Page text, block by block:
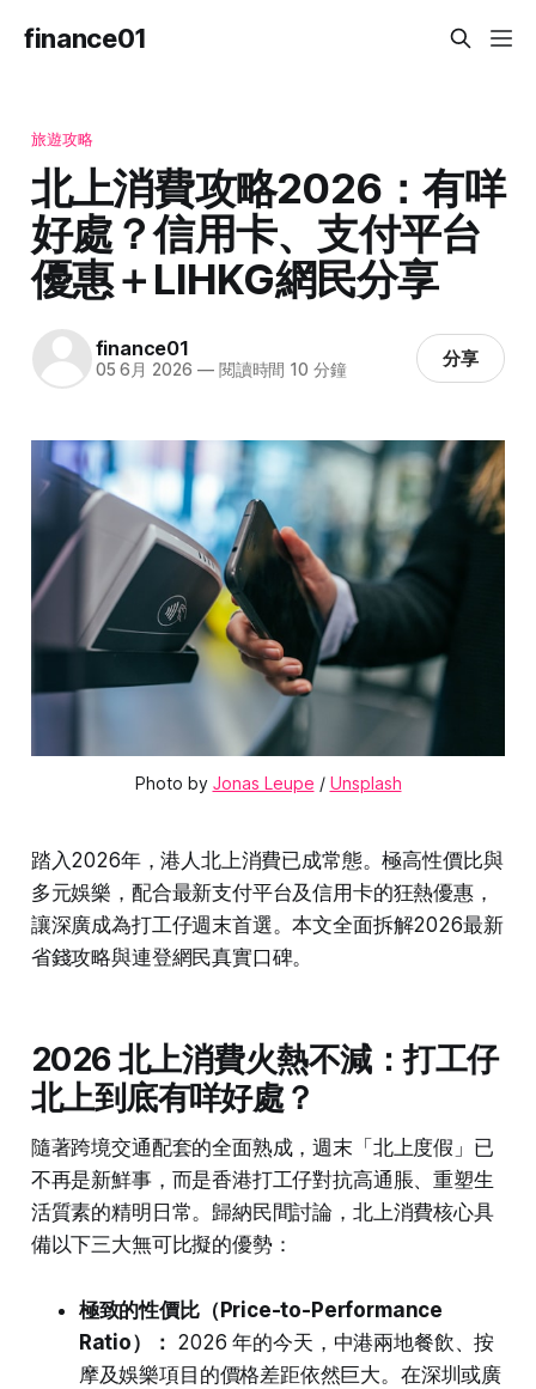
finance01
旅遊攻略
北上消費攻略2026：有咩
好處？信用卡、支付平台
優惠＋LIHKG網民分享
finance01
05 6月 2026 —閱讀時間 10 分鐘 分享
Photo by Jonas Leupe / Unsplash
踏入2026年，港人北上消費已成常態。極高性價比與
多元娛樂，配合最新支付平台及信用卡的狂熱優惠，
讓深廣成為打工仔週末首選。本文全面拆解2026最新
省錢攻略與連登網民真實口碑。
2026 北上消費火熱不減：打工仔
北上到底有咩好處？
隨著跨境交通配套的全面熟成，週末「北上度假」已
不再是新鮮事，而是香港打工仔對抗高通脹、重塑生
活質素的精明日常。歸納民間討論，北上消費核心具
備以下三大無可比擬的優勢：
極致的性價比（Price-to-Performance
Ratio）： 2026 年的今天，中港兩地餐飲、按
摩及娛樂項目的價格差距依然巨大。在深圳或廣